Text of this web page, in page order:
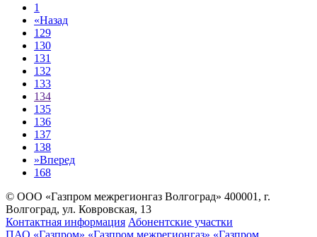
1
«Назад
129
130
131
132
133
134
135
136
137
138
»Вперед
168
© ООО «Газпром межрегионгаз Волгоград» 400001, г.
Волгоград, ул. Ковровская, 13
Контактная информация Абонентские участки
ПАО «Газпром» «Газпром межрегионгаз» «Газпром